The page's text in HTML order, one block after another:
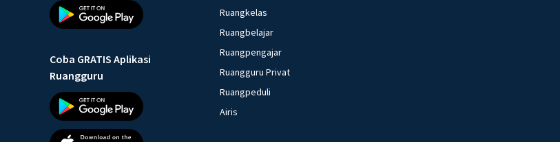
Coba GRATIS Aplikasi
Ruangguru
Ruangkelas
Ruangbelajar
Ruangpengajar
Ruangguru Privat
Ruangpeduli
Airis